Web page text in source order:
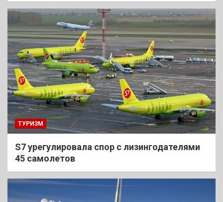
ТУРИЗМ
S7 урегулировала спор с лизингодателями
45 самолетов